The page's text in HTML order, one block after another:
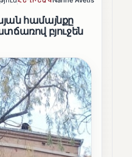
համայնքը
բյուջեն